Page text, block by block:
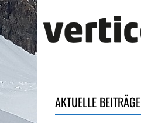
AKTUELLE BEITRÄGE